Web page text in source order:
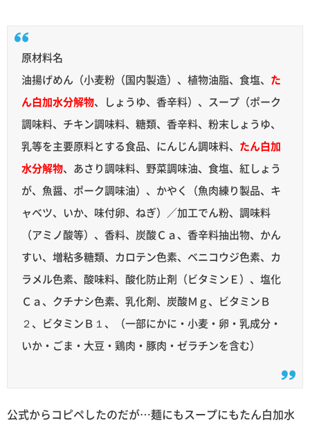
原材料名
油揚げめん（小麦粉（国内製造）、植物油脂、食塩、 た
ん白加水分解物、しょうゆ、香辛料）、スープ（ポーク
調味料、チキン調味料、糖類、香辛料、粉末しょうゆ、
乳等を主要原料とする食品、にんじん調味料、 たん白加
水分解物、あさり調味料、野菜調味油、食塩、紅しょう
が、魚醤、ポーク調味油）、かやく（魚肉練り製品、キ
ャベツ、いか、味付卵、ねぎ）／加工でん粉、調味料
（アミノ酸等）、香料、炭酸Ｃａ、香辛料抽出物、かん
すい、増粘多糖類、カロテン色素、ベニコウジ色素、カ
ラメル色素、酸味料、酸化防止剤（ビタミンＥ）、塩化
Ｃａ、クチナシ色素、乳化剤、炭酸Ｍｇ、ビタミンＢ
２、ビタミンＢ１、（一部にかに・小麦・卵・乳成分・
いか・ごま・大豆・鶏肉・豚肉・ゼラチンを含む）
公式からコピペしたのだが…麺にもスープにもたん白加水